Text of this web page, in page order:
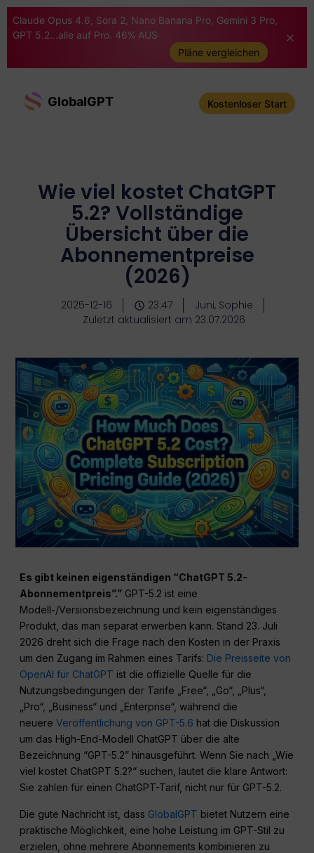
Claude Opus 4.6, Sora 2, Nano Banana Pro, Gemini 3 Pro,
GPT 5.2...alle auf Pro. 46% AUS
Pläne vergleichen
GlobalGPT Kostenloser Start
Wie viel kostet ChatGPT
5.2? Vollständige
Übersicht über die
Abonnementpreise
(2026)
2025-12-16 23:47
Juni, Sophie
Zuletzt aktualisiert am 23.07.2026
Es gibt keinen eigenständigen “ChatGPT 5.2-
Abonnementpreis”.” GPT-5.2 ist eine
Modell-/Versionsbezeichnung und kein eigenständiges
Produkt, das man separat erwerben kann. Stand 23. Juli
2026 dreht sich die Frage nach den Kosten in der Praxis
um den Zugang im Rahmen eines Tarifs: Die Preisseite von
OpenAI für ChatGPT ist die offizielle Quelle für die
Nutzungsbedingungen der Tarife „Free“, „Go“, „Plus“,
„Pro“, „Business“ und „Enterprise“, während die
neuereVeröffentlichung von GPT-5.6 hat die Diskussion
um das High-End-Modell ChatGPT über die alte
Bezeichnung “GPT-5.2” hinausgeführt. Wenn Sie nach „Wie
viel kostet ChatGPT 5.2?“ suchen, lautet die klare Antwort:
Sie zahlen für einen ChatGPT-Tarif, nicht nur für GPT-5.2.
Die gute Nachricht ist, dass GlobalGPT bietet Nutzern eine
praktische Möglichkeit, eine hohe Leistung im GPT-Stil zu
erzielen, ohne mehrere Abonnements kombinieren zu